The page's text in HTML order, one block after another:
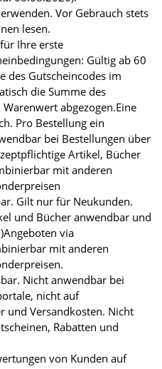
Vor Gebrauch stets
lesen.
Ihre erste
Gültig ab 60
des Gutscheincodes im
die Summe des
abgezogen.Eine
Pro Bestellung ein
bei Bestellungen über
Artikel, Bücher
mit anderen
Gilt nur für Neukunden.
und Bücher anwendbar und
via
mit anderen
Nicht anwendbar bei
nicht auf
und Versandkosten. Nicht
Rabatten und
von Kunden auf